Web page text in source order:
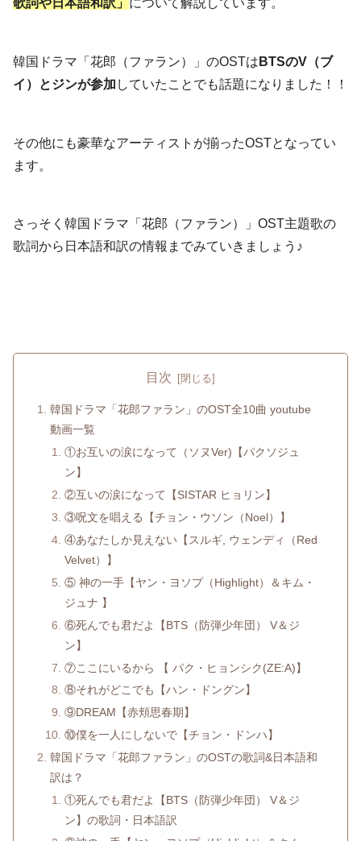
歌詞や日本語和訳」 について解説しています。
韓国ドラマ「花郎（ファラン）」のOSTは BTSのV（ブ
イ）とジンが参加 していたことでも話題になりました！！
その他にも豪華なアーティストが揃ったOSTとなってい
ます。
さっそく韓国ドラマ「花郎（ファラン）」OST主題歌の
歌詞から日本語和訳の情報までみていきましょう♪
目次
韓国ドラマ「花郎ファラン」のOST全10曲 youtube
動画一覧
①お互いの涙になって（ソヌVer)【パクソジュ
ン】
②互いの涙になって【SISTAR ヒョリン】
③呪文を唱える【チョン・ウソン（Noel）】
④あなたしか見えない【スルギ, ウェンディ（Red
Velvet）】
⑤ 神の一手【ヤン・ヨソプ（Highlight）＆キム・
ジュナ 】
⑥死んでも君だよ【BTS（防弾少年団） V＆ジ
ン】
⑦ここにいるから 【 パク・ヒョンシク(ZE:A)】
⑧それがどこでも【ハン・ドングン】
⑨DREAM【赤頬思春期】
⑩僕を一人にしないで【チョン・ドンハ】
韓国ドラマ「花郎ファラン」のOSTの歌詞&日本語和
訳は？
①死んでも君だよ【BTS（防弾少年団） V＆ジ
ン】の歌詞・日本語訳